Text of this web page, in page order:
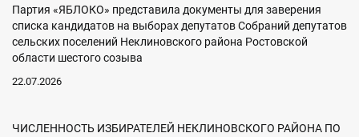
Партия «ЯБЛОКО» представила документы для заверения
списка кандидатов на выборах депутатов Собраний депутатов
сельских поселений Неклиновского района Ростовской
области шестого созыва
22.07.2026
ЧИСЛЕННОСТЬ ИЗБИРАТЕЛЕЙ НЕКЛИНОВСКОГО РАЙОНА ПО